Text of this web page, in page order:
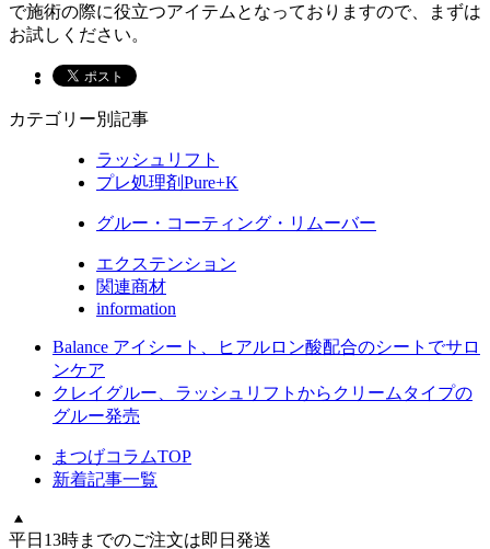
で施術の際に役立つアイテムとなっておりますので、まずは
お試しください。
カテゴリー別記事
ラッシュリフト
プレ処理剤Pure+K
グルー・コーティング・リムーバー
エクステンション
関連商材
information
Balance アイシート、ヒアルロン酸配合のシートでサロ
ンケア
クレイグルー、ラッシュリフトからクリームタイプの
グルー発売
まつげコラムTOP
新着記事一覧
平日13時までのご注文は即日発送